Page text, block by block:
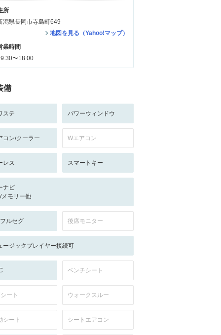
所
潟県長岡市寺島町649
地図を見る（Yahoo!マップ）
業時間
〜18:00
備
ステ パワーウィンドウ
コン/クーラー Wエアコン
レス スマートキー
ナビ
メモリー他
ルセグ 後席モニター
ージックプレイヤー接続可
ベンチシート
ート ウォークスルー
シート シートエアコン